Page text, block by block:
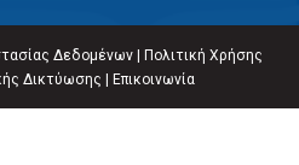
Δεδομένων| Πολιτική Χρήσης
Δικτύωσης | Επικοινωνία